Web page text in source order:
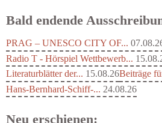
Bald endende
PRAG – UNESCO CITY OF...
Radio T - Hörspiel Wettbewerb...
Literaturblätter der... 15.08.26Beiträge
Hans-Bernhard-Schiff-... 24.08.26
Neu erschienen: